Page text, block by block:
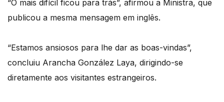
“O mais difícil ficou para trás”, afirmou a Ministra, que
publicou a mesma mensagem em inglês.
“Estamos ansiosos para lhe dar as boas-vindas”,
concluiu Arancha González Laya, dirigindo-se
diretamente aos visitantes estrangeiros.